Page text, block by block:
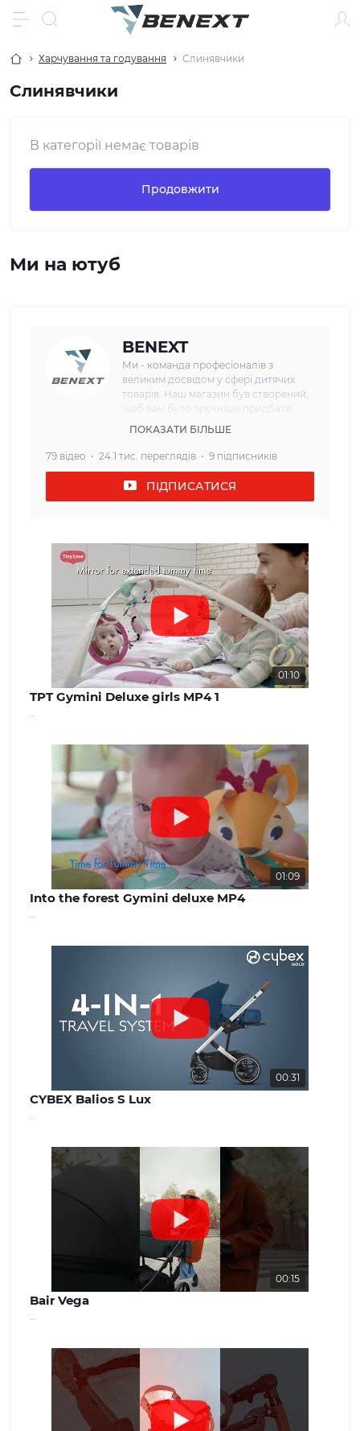
Харчування та годування Слинявчики
Слинявчики
В категорії немає товарів
Продовжити
Ми на ютуб
BENEXT
Ми - команда професіоналів з
великим досвідом у сфері дитячих
товарів. Наш магазин був створений,
щоб вам було зручніше придбати
життя. Наша мета: Ми прагнемо
забезпечити наших клієнтів
найвищою якістю та безпекою
дитячих товарів. Кожен товар, який
ми пропонуємо, проходить сувору
магазині ви знайдете широкий вибір
дитячих товарів, які задовольнять
потреби дітей різного віку. Від
комфортних та затишних колясок і
автокрісел до взуття та одягу для
дітей різного віку. Ми прагнемо
забезпечити нашим клієнтам
максимальний вибір і можливість
знайти все, що необхідно для
молодої сім'ї. Наші цінності: Ми
вважаємо, що довіра і задоволення
консультацію та вирішити будь-які
питання, що виникають. Наш сайт -
benext.com.ua
ПОКАЗАТИ БІЛЬШЕ
79 відео 24.1 тис. переглядів 9 підписників
ПІДПИСАТИСЯ
01:10
TPT Gymini Deluxe girls MP4 1
01:09
Into the forest Gymini deluxe MP4
00:31
CYBEX Balios S Lux
00:15
Bair Vega